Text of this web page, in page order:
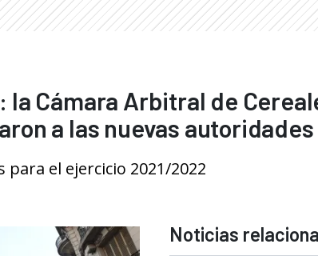
la Cámara Arbitral de
a las nuevas autoridades
el ejercicio 2021/2022
Noticias